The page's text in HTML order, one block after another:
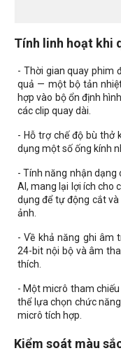
Tính linh hoạt khi
- Thời gian quay phim
quả — một bộ tản
hợp vào bộ ổn định
các clip quay dài.
- Hỗ trợ chế độ bù thở
dụng một số ống kính
- Tính năng nhận dạng
AI, mang lại lợi ích cho
dụng để tự động cắt
ảnh.
- Về khả năng ghi âm
24-bit nội bộ và âm
thích.
- Một micrô tham
thể lựa chọn chức
micrô tích hợp.
Kiểm soát màu